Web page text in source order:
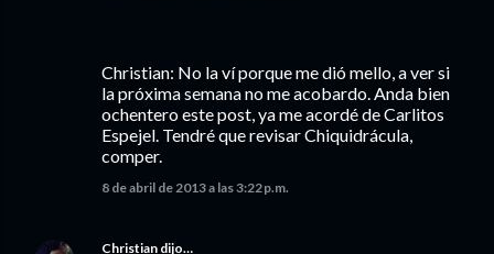
Christian: No la ví porque me dió mello, a ver si
la próxima semana no me acobardo. Anda bien
ochentero este post, ya me acordé de Carlitos
Espejel. Tendré que revisar Chiquidrácula,
comper.
8 de abril de 2013 a las 3:22 p.m.
Christian dijo…